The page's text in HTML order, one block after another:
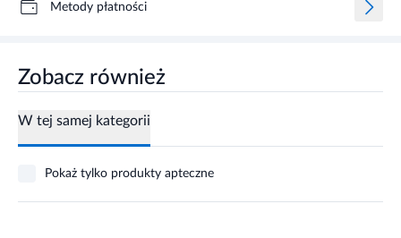
Metody płatności
Zobacz również
W tej samej kategorii
Pokaż tylko produkty apteczne